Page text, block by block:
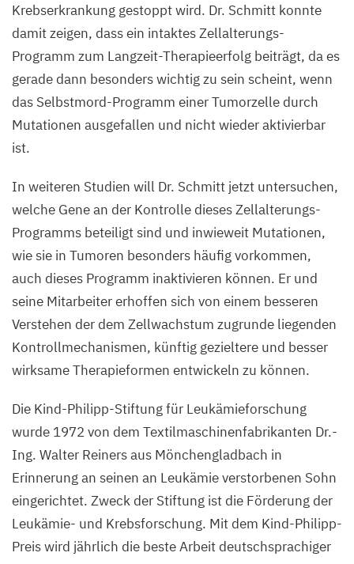
Krebserkrankung gestoppt wird. Dr. Schmitt konnte
damit zeigen, dass ein intaktes Zellalterungs-
Programm zum Langzeit-Therapieerfolg beiträgt, da es
gerade dann besonders wichtig zu sein scheint, wenn
das Selbstmord-Programm einer Tumorzelle durch
Mutationen ausgefallen und nicht wieder aktivierbar
ist.
In weiteren Studien will Dr. Schmitt jetzt untersuchen,
welche Gene an der Kontrolle dieses Zellalterungs-
Programms beteiligt sind und inwieweit Mutationen,
wie sie in Tumoren besonders häufig vorkommen,
auch dieses Programm inaktivieren können. Er und
seine Mitarbeiter erhoffen sich von einem besseren
Verstehen der dem Zellwachstum zugrunde liegenden
Kontrollmechanismen, künftig gezieltere und besser
wirksame Therapieformen entwickeln zu können.
Die Kind-Philipp-Stiftung für Leukämieforschung
wurde 1972 von dem Textilmaschinenfabrikanten Dr.-
Ing. Walter Reiners aus Mönchengladbach in
Erinnerung an seinen an Leukämie verstorbenen Sohn
eingerichtet. Zweck der Stiftung ist die Förderung der
Leukämie- und Krebsforschung. Mit dem Kind-Philipp-
Preis wird jährlich die beste Arbeit deutschsprachiger